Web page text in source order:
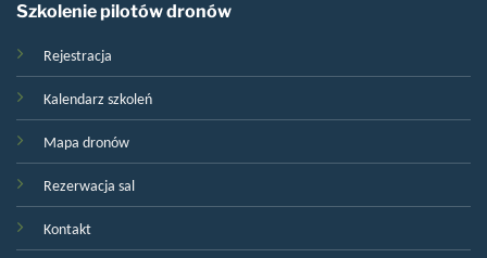
Szkolenie pilotów dronów
Rejestracja
Kalendarz szkoleń
Mapa dronów
Rezerwacja sal
Kontakt